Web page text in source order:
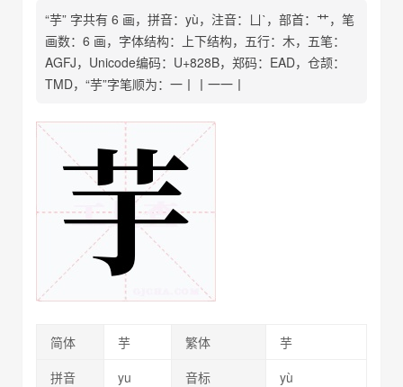
“芋” 字共有 6 画，拼音：yù，注音：ㄩˋ，部首：艹，笔
画数：6 画，字体结构：上下结构，五行：木，五笔：
AGFJ，Unicode编码：U+828B，郑码：EAD，仓颉：
TMD，“芋”字笔顺为：一丨丨一一丨
简体 芋 繁体
芋
拼音
yu 音标
yù